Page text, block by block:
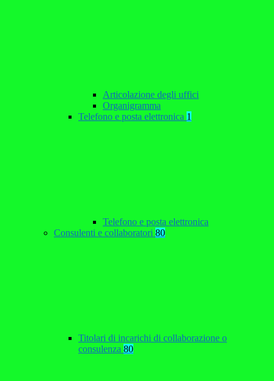
Articolazione degli uffici
Organigramma
Telefono e posta elettronica 1
Telefono e posta elettronica
Consulenti e collaboratori 80
Titolari di incarichi di collaborazione o
consulenza 80